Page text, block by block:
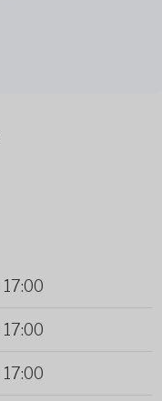
17:00
17:00
17:00